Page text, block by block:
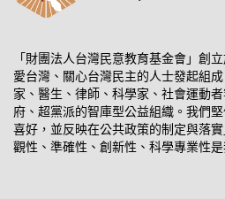
「財團法人台灣民意教育基金會」創
愛台灣、關心台灣民主的人士發起組
家、醫生、律師、科學家、社會運動
府、超黨派的智庫型公益組織。我們
喜好，並反映在公共政策的制定與落
觀性、準確性、創新性、科學專業性